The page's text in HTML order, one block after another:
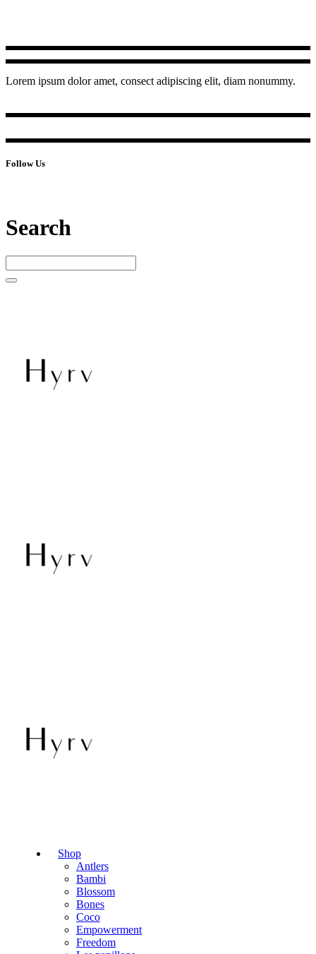
Lorem ipsum dolor amet, consect adipiscing elit, diam nonummy.
Follow Us
Search
Shop
Antlers
Bambi
Blossom
Bones
Coco
Empowerment
Freedom